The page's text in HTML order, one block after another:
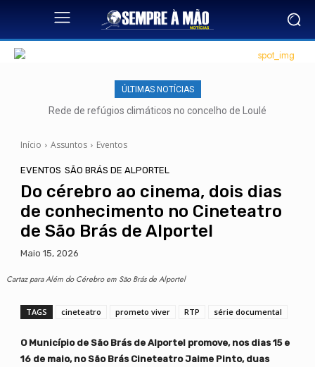
ÚLTIMAS NOTÍCIAS
Rede de refúgios climáticos no concelho de Loulé
Início Assuntos Eventos
EVENTOS SÃO BRÁS DE ALPORTEL
Do cérebro ao cinema, dois dias
de conhecimento no Cineteatro
de São Brás de Alportel
Maio 15, 2026
Cartaz para Além do Cérebro em São Brás de Alportel
TAGS cineteatro prometo viver RTP série documental
O Município de São Brás de Alportel promove, nos dias 15 e
16 de maio, no São Brás Cineteatro Jaime Pinto, duas